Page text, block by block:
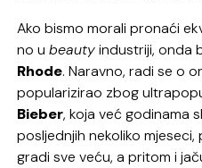
Ako bismo morali pronaći
no ubeautyindustriji, onda
Rhode. Naravno, radi se o
popularizirao zbog
Bieber, koja već godinama
posljednjih nekoliko
gradi sve veću, a pritom i